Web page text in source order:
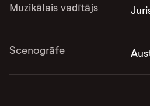
Muzikālais vadītājs
Scenogrāfe